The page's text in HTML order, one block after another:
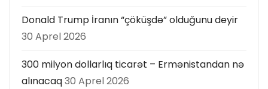
Donald Trump İranın “çöküşdə” olduğunu deyir
30 Aprel 2026
300 milyon dollarlıq ticarət – Ermənistandan nə
alınacaq30 Aprel 2026